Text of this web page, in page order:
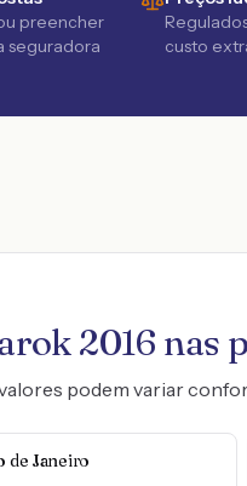
preencher
seguradora
custo
2016 nas
podem variar
de Janeiro